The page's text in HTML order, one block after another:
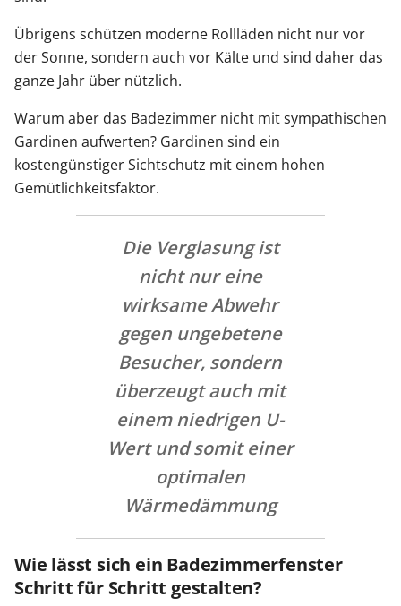
Übrigens schützen moderne Rollläden nicht nur vor
der Sonne, sondern auch vor Kälte und sind daher das
ganze Jahr über nützlich.
Warum aber das Badezimmer nicht mit sympathischen
Gardinen aufwerten? Gardinen sind ein
kostengünstiger Sichtschutz mit einem hohen
Gemütlichkeitsfaktor.
Die Verglasung ist
nicht nur eine
wirksame Abwehr
gegen ungebetene
Besucher, sondern
überzeugt auch mit
einem niedrigen U-
Wert und somit einer
optimalen
Wärmedämmung
Wie lässt sich ein Badezimmerfenster
Schritt für Schritt gestalten?